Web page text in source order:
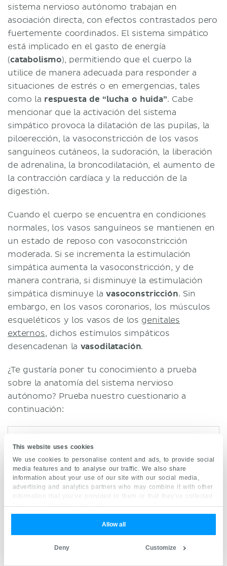
This website uses cookies
We use cookies to personalise content and ads, to provide social
media features and to analyse our traffic. We also share
information about your use of our site with our social media,
advertising and analytics partners who may combine it with other
information that you’ve provided to them or that they’ve collected
from your use of their services.
Allow all
Customize
Deny
sistema nervioso autónomo trabajan en
asociación directa, con efectos contrastados pero
fuertemente coordinados. El sistema simpático
está implicado en el gasto de energía
(catabolismo), permitiendo que el cuerpo la
utilice de manera adecuada para responder a
situaciones de estrés o en emergencias, tales
como la respuesta de “lucha o huida”. Cabe
mencionar que la activación del sistema
simpático provoca la dilatación de las pupilas, la
piloerección, la vasoconstricción de los vasos
sanguíneos cutáneos, la sudoración, la liberación
de adrenalina, la broncodilatación, el aumento de
la contracción cardíaca y la reducción de la
digestión.
Cuando el cuerpo se encuentra en condiciones
normales, los vasos sanguíneos se mantienen en
un estado de reposo con vasoconstricción
moderada. Si se incrementa la estimulación
simpática aumenta la vasoconstricción, y de
manera contraria, si disminuye la estimulación
simpática disminuye lavasoconstricción. Sin
embargo, en los vasos coronarios, los músculos
esqueléticos y los vasos de los genitales
externos, dichos estímulos simpáticos
desencadenan la vasodilatación.
¿Te gustaría poner tu conocimiento a prueba
sobre la anatomía del sistema nervioso
autónomo? Prueba nuestro cuestionario a
continuación: